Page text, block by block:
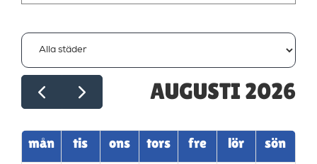
AUGUSTI 2026
mån tis ons tors fre lör sön